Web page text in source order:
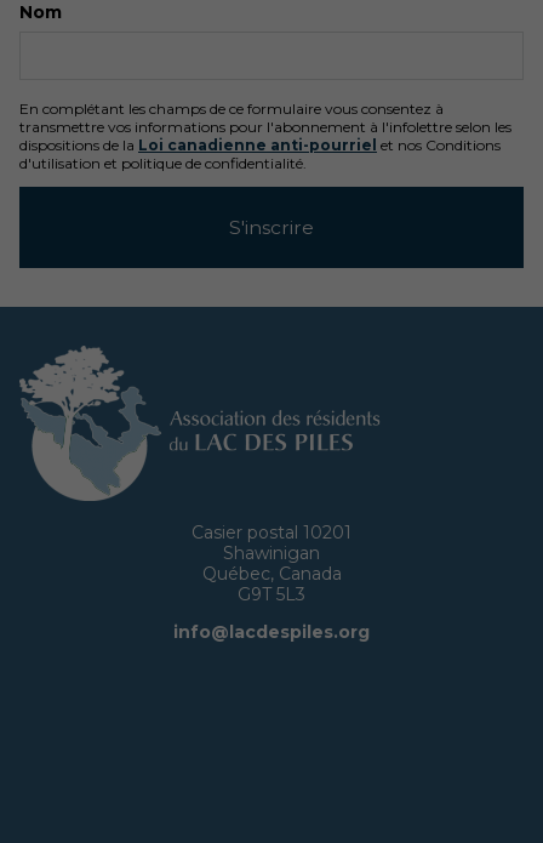
Nom
En complétant les champs de ce formulaire vous consentez à
transmettre vos informations pour l'abonnement à l'infolettre selon les
dispositions de la Loi canadienne anti-pourriel et nos Conditions
d'utilisation et politique de confidentialité.
Casier postal 10201
Shawinigan
Québec, Canada
G9T 5L3
info@lacdespiles.org